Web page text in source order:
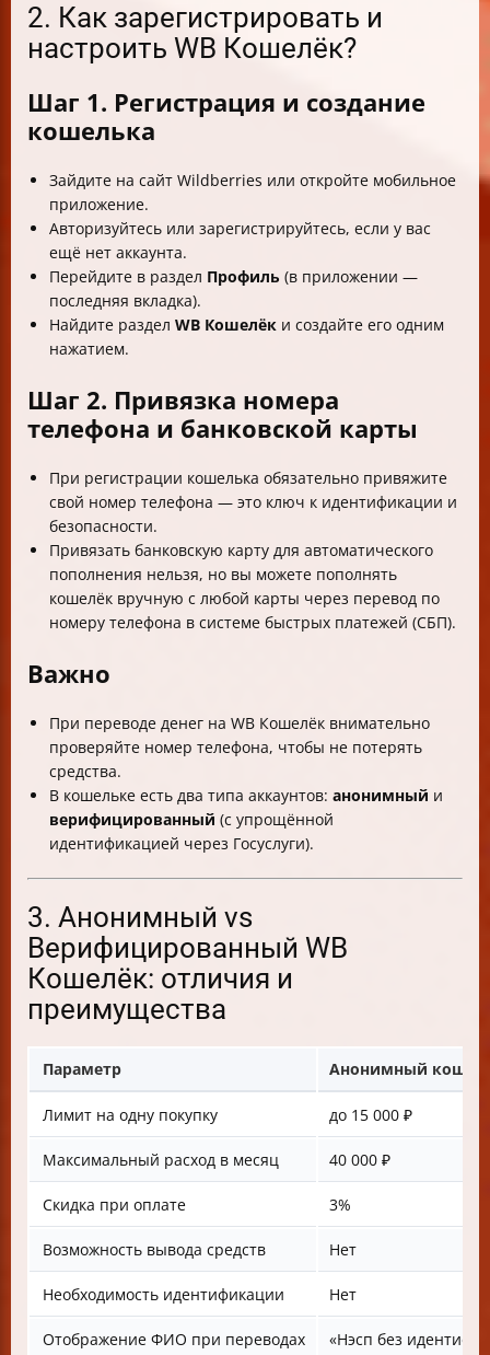
2. Как зарегистрировать и
настроить WB Кошелёк?
Шаг 1. Регистрация и создание
кошелька
Зайдите на сайт Wildberries или откройте мобильное
приложение.
Авторизуйтесь или зарегистрируйтесь, если у вас
ещё нет аккаунта.
Перейдите в раздел Профиль (в приложении —
последняя вкладка).
Найдите раздел WB Кошелёк и создайте его одним
нажатием.
Шаг 2. Привязка номера
телефона и банковской карты
При регистрации кошелька обязательно привяжите
свой номер телефона — это ключ к идентификации и
безопасности.
Привязать банковскую карту для автоматического
пополнения нельзя, но вы можете пополнять
кошелёк вручную с любой карты через перевод по
номеру телефона в системе быстрых платежей (СБП).
Важно
При переводе денег на WB Кошелёк внимательно
проверяйте номер телефона, чтобы не потерять
средства.
В кошельке есть два типа аккаунтов: анонимный и
верифицированный (с упрощённой
идентификацией через Госуслуги).
3. Анонимный vs
Верифицированный WB
Кошелёк: отличия и
преимущества
Параметр Анонимный
Лимит на одну покупку до 15 000 ₽
Максимальный расход в месяц 40 000 ₽
Скидка при оплате 3%
Возможность вывода средств Нет
Необходимость идентификации Нет
Отображение ФИО при переводах «Нэсп без